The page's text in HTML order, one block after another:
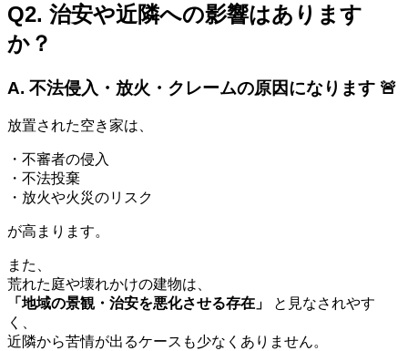
Q2. 治安や近隣への影響はあります
か？
A. 不法侵入・放火・クレームの原因になります 🚨
放置された空き家は、
・不審者の侵入
・不法投棄
・放火や火災のリスク
が高まります。
また、
荒れた庭や壊れかけの建物は、
「地域の景観・治安を悪化させる存在」
と見なされやす
く、
近隣から苦情が出るケースも少なくありません。